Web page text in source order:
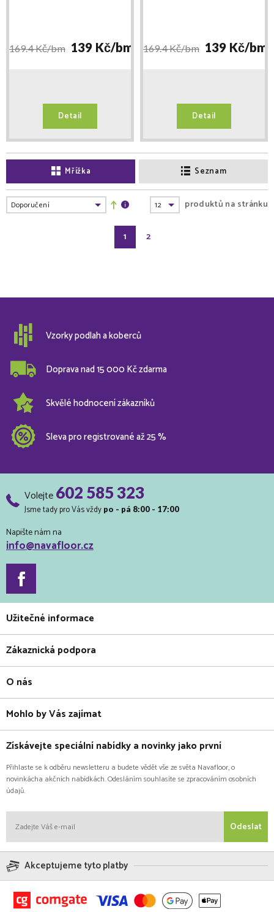
169.4 Kč/bm 139 Kč/bm
Detail
169.4 Kč/bm 139 Kč/bm
Detail
Mřížka Seznam
1 2
produktů na stránku
Vzorky podlah a koberců
Doprava nad 15 000 Kč zdarma
Skvělé hodnocení zákazníků
Sleva pro registrované až 25 %
Volejte602 585 323
Jsme tady pro Vás vždy po - pá 8:00 - 17:00
Napište nám na
info@navafloor.cz
Užitečné informace
Zákaznická podpora
O nás
Mohlo by Vás zajímat
Získávejte speciální nabídky a novinky jako první
Přihlaste se k odběru newsletteru a budete vědět vše ze světa Navafloor, o
novinkácha akčních nabídkách. Odesláním souhlasíte se zpracováním osobních
údajů.
Odeslat
Akceptujeme tyto platby